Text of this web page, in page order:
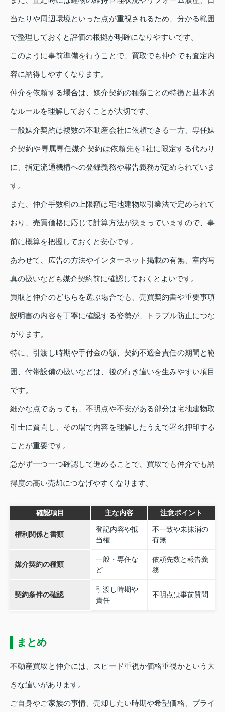
当たりや周辺環境といった点が重視されるため、分かる範囲
で整理しておくと評価の根拠が明確になりやすいです。
このように事前準備を行うことで、買取でも仲介でも査定内
容に納得しやすくなります。
仲介を依頼する場合は、媒介契約の種類ごとの特徴と基本的
なルールを理解しておくことが大切です。
一般媒介契約は複数の不動産会社に依頼できる一方、専任媒
介契約や専属専任媒介契約は依頼先を1社に限定する代わり
に、指定流通機構への登録義務や報告義務が定められていま
す。
また、仲介手数料の上限額は宅地建物取引業法で定められて
おり、売買価格に応じて計算方法が決まっていますので、事
前に概算を把握しておくと安心です。
あわせて、広告の方法やインターネット掲載の有無、室内写
真の扱いなども媒介契約前に確認しておくとよいです。
買取と仲介のどちらを選ぶ場合でも、売買契約書や重要事項
説明書の内容を丁寧に確認する姿勢が、トラブル防止につな
がります。
特に、引渡し時期や手付金の額、契約不適合責任の期間と範
囲、付帯設備の扱いなどは、後の行き違いを生みやすい項目
です。
細かな点であっても、不明点や不安がある部分は宅地建物取
引士に質問し、その場で内容を理解したうえで署名押印する
ことが重要です。
急がず一つ一つ確認して進めることで、買取でも仲介でも納
得度の高い売却につなげやすくなります。
確認項目 主な内容 注意ポイント
権利関係と書類
登記内容や抵
当権
不一致や未抹消の
有無
媒介契約の種類
一般・専任な
ど
依頼先数と報告義
務
契約条件の確認
引渡し時期や
責任
不明点は事前質問
まとめ
不動産買取と仲介には、スピード重視か価格重視かという大
きな違いがあります。
ご自身やご家族の事情、売却したい時期や希望価格、プライ